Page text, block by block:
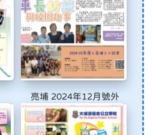
亮埔 2024年12月號外